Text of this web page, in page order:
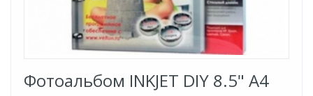
Фотоальбом INKJET DIY 8.5" A4